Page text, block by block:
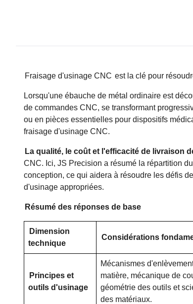
Fraisage d'usinage CNC est la clé pour
Lorsqu'une ébauche de métal ordinaire est
de commandes CNC, se transformant
ou en pièces essentielles pour dispositifs
fraisage d'usinage CNC.
La qualité, le coût et l'efficacité de livraison
CNC. Ici, JS Precision a résumé la répartition
conception, ce qui aidera à résoudre les défis
d'usinage appropriées.
Résumé des réponses de base
Dimension
technique
Considérations
Principes et
outils d'usinage
Mécanismes
matière, mécanique de
géométrie des outils et
des matériaux.